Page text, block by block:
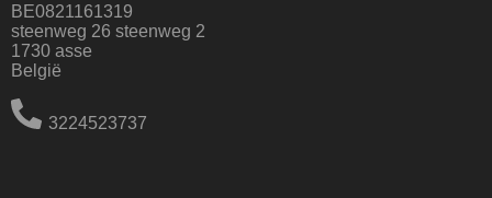
BE0821161319
steenweg 26 steenweg 2
1730 asse
België
3224523737